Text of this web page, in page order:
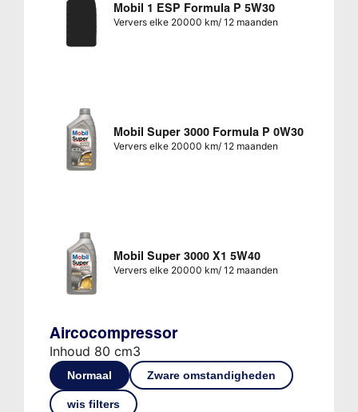
Mobil 1 ESP Formula P 5W30
Ververs elke 20000 km/ 12 maanden
Mobil Super 3000 Formula P 0W30
Ververs elke 20000 km/ 12 maanden
Mobil Super 3000 X1 5W40
Ververs elke 20000 km/ 12 maanden
Aircocompressor
Inhoud 80 cm3
Normaal Zware omstandigheden
wis filters